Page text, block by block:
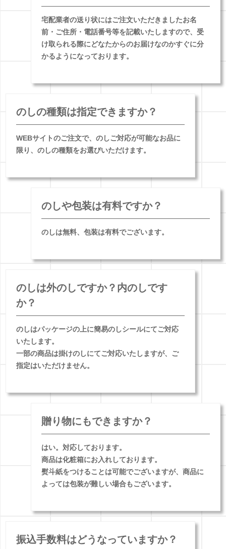
宅配業者の送り状にはご注文いただきましたお名
前・ご住所・電話番号等を記載いたしますので、受
け取られる際にどなたからのお届けなのかすぐに分
かるようになっております。
のしの種類は指定できますか？
WEBサイトのご注文で、のしご対応が可能なお品に
限り、のしの種類をお選びいただけます。
のしや包装は有料ですか？
のしは無料、包装は有料でございます。
のしは外のしですか？内のしです
か？
のしはパッケージの上に簡易のしシールにてご対応
いたします。
一部の商品は掛けのしにてご対応いたしますが、ご
指定はいただけません。
贈り物にもできますか？
はい。対応しております。
商品は化粧箱にお入れしております。
熨斗紙をつけることは可能でございますが、商品に
よっては包装が難しい場合もございます。
振込手数料はどうなっていますか？